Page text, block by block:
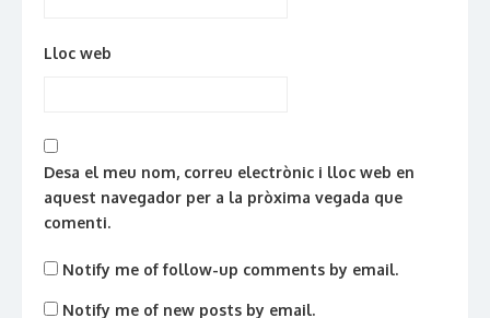
Lloc web
Desa el meu nom, correu electrònic i lloc web en
aquest navegador per a la pròxima vegada que
comenti.
Notify me of follow-up comments by email.
Notify me of new posts by email.